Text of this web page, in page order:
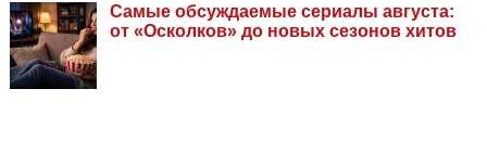
Самые обсуждаемые сериалы августа:
от «Осколков» до новых сезонов хитов